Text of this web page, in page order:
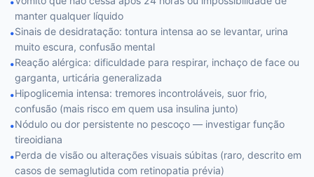
manter qualquer líquido
•Sinais de desidratação: tontura intensa ao se levantar, urina
muito escura, confusão mental
•Reação alérgica: dificuldade para respirar, inchaço de face ou
garganta, urticária generalizada
•Hipoglicemia intensa: tremores incontroláveis, suor frio,
confusão (mais risco em quem usa insulina junto)
•Nódulo ou dor persistente no pescoço — investigar função
tireoidiana
•Perda de visão ou alterações visuais súbitas (raro, descrito em
casos de semaglutida com retinopatia prévia)